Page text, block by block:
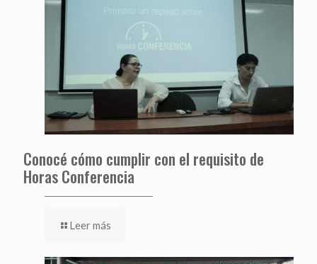
Conocé cómo cumplir con el requisito de
Horas Conferencia
Leer más